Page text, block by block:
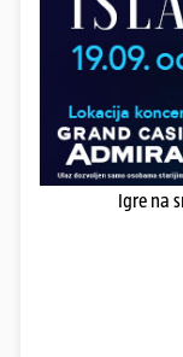
Igre na